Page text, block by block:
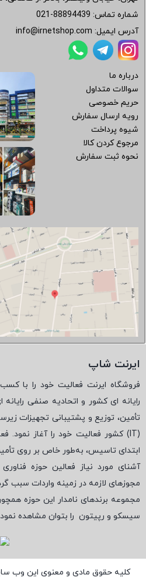
شماره تماس: 021-88894439
آدرس ایمیل: info@irnetshop.com
درباره ما
سوالات متداول
حریم خصوصی
رویه ارسال سفارش
شیوه پرداخت
مرجوع کردن کالا
نحوه ثبت سفارش
ایرنت شاپ
فروشگاه ایرنت فعالیت خود را با
رایانه ای کشور و اتحادیه صنفی
تأمین، توزیع و پشتیبانی تجهیزات
(
IT) کشور فعالیت خود را آغاز نمود.
ابتدای تاسیس، به‌طور خاص بر روی
آشنای مورد نیاز فعالین حوزه
مجوزهای لازمه در زمینه واردات سبب
مجموعه برندهای نامدار این حوزه
سیسکو و رپیتون را بتوان مشاهده
کلیه حقوق مادی و معنوی این وب